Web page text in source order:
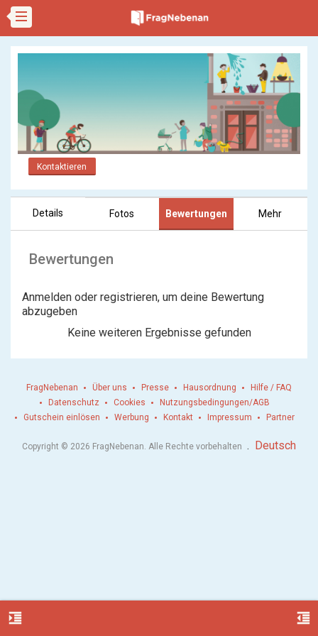
Kontaktieren
Details Fotos Bewertungen Mehr
Bewertungen
Anmelden oder registrieren, um deine Bewertung
abzugeben
Keine weiteren Ergebnisse gefunden
format_indent_increase format_indent_decrease
FragNebenan Über uns Presse Hausordnung
Hilfe / FAQ
Datenschutz
Cookies
Nutzungsbedingungen/AGB
Gutschein einlösen
Werbung Kontakt Impressum Partner
Copyright © 2026 FragNebenan. Alle Rechte vorbehalten . Deutsch